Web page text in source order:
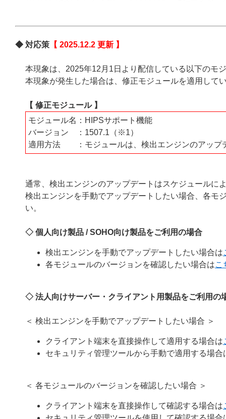
◆ 対応策 【 2025.12.2 更新 】
本現象は、2025年12月1日より配信している以下のモ
本現象が発生した場合は、修正モジュールを適用して
【 修正モジュール 】
モジュール名：HIPSサポート機能
バージョン ：1507.1（※1）
適用方法 ：モジュールは、検出エンジンのアップ
通常、検出エンジンのアップデートはスケジュールに
検出エンジンを手動でアップデートしたい場合、各モ
い。
◇ 個人向け製品 / SOHO向け製品をご利用の場合
検出エンジンを手動でアップデートしたい場合は
各モジュールのバージョンを確認したい場合はこ
◇ 法人向けサーバー・クライアント用製品をご利用の
＜ 検出エンジンを手動でアップデートしたい場合 ＞
クライアント端末を直接操作して適用する場合は
セキュリティ管理ツールから手動で適用する場合
＜ 各モジュールのバージョンを確認したい場合 ＞
クライアント端末を直接操作して確認する場合は